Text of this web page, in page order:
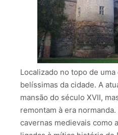
Localizado no topo de
belíssimas da cidade. A
mansão do século XVII,
remontam à era
cavernas medievais como